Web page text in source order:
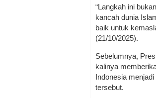
“Langkah ini
kancah dunia
baik untuk
(21/10/2025).
Sebelumnya,
kalinya
Indonesia
tersebut.